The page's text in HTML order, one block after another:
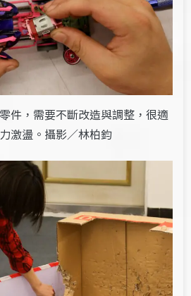
件，需要不斷改造與調整，很適
激盪。攝影／林柏鈞